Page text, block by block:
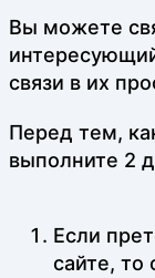
Вы можете
связи в их
Перед тем,
выполните 2
Если
сайте, то